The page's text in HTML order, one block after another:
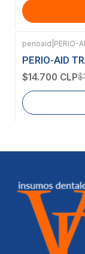
-22% OFF
Agotado
perioaid PERIO-
PERIO-AID
$14.700 CLP